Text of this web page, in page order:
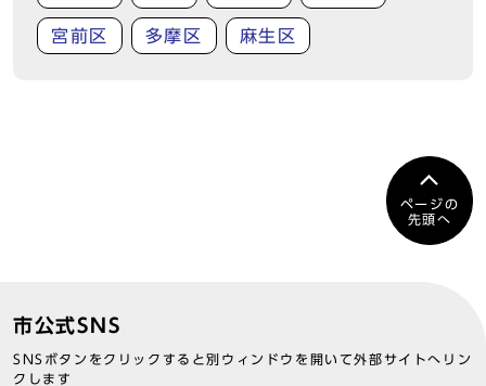
宮前区 多摩区 麻生区
ページの
先頭へ
市公式SNS
SNSボタンをクリックすると別ウィンドウを開いて外部サイトへリン
クします